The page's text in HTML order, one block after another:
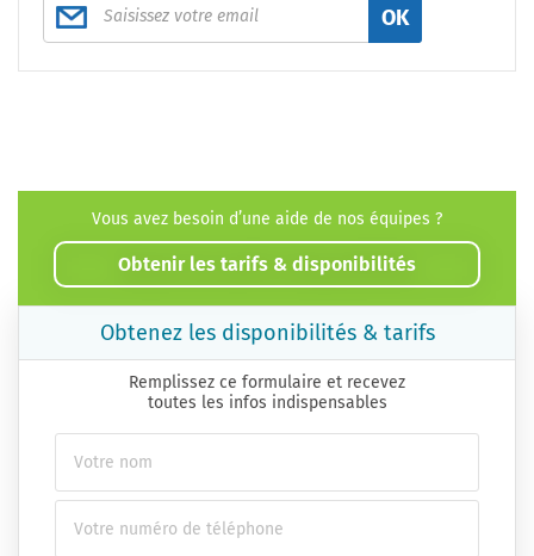
OK
Vous avez besoin d’une aide de nos équipes ?
Obtenir les tarifs & disponibilités
Obtenez les disponibilités & tarifs
Remplissez ce formulaire et recevez
toutes les infos indispensables